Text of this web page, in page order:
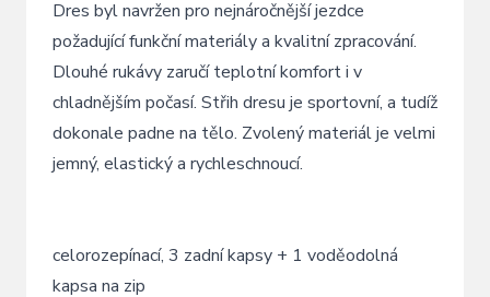
Dres byl navržen pro nejnáročnější jezdce
požadující funkční materiály a kvalitní zpracování.
Dlouhé rukávy zaručí teplotní komfort i v
chladnějším počasí. Střih dresu je sportovní, a tudíž
dokonale padne na tělo. Zvolený materiál je velmi
jemný, elastický a rychleschnoucí.
celorozepínací, 3 zadní kapsy + 1 voděodolná
kapsa na zip